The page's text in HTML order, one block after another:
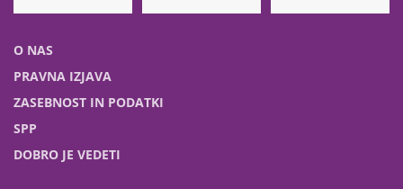
O NAS
PRAVNA IZJAVA
ZASEBNOST IN PODATKI
SPP
DOBRO JE VEDETI